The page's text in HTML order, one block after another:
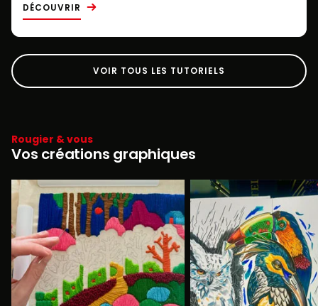
DÉCOUVRIR
VOIR TOUS LES TUTORIELS
Rougier & vous
Vos créations graphiques